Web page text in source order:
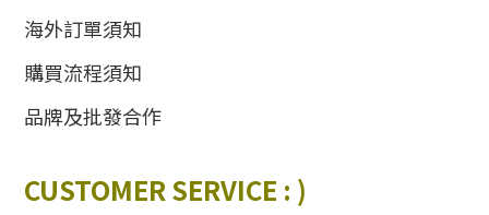
海外訂單須知
購買流程須知
品牌及批發合作
CUSTOMER SERVICE : )